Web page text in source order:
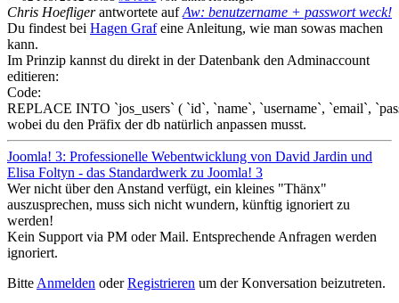
Chris Hoefligerantwortete aufAw: benutzername + passwort weck!
Du findest bei Hagen Grafeine Anleitung, wie man sowas machen
kann.
Im Prinzip kannst du direkt in der Datenbank den Adminaccount
editieren:
Code:
REPLACE INTO `jos_users` ( `id`, `name`, `username`, `email`,
wobei du den Präfix der db natürlich anpassen musst.
Joomla! 3: Professionelle Webentwicklung von David Jardin und
Elisa Foltyn - das Standardwerk zu Joomla! 3
Wer nicht über den Anstand verfügt, ein kleines "Thänx"
auszusprechen, muss sich nicht wundern, künftig ignoriert zu
werden!
Kein Support via PM oder Mail. Entsprechende Anfragen werden
ignoriert.
Bitte Anmelden oderRegistrieren um der Konversation beizutreten.